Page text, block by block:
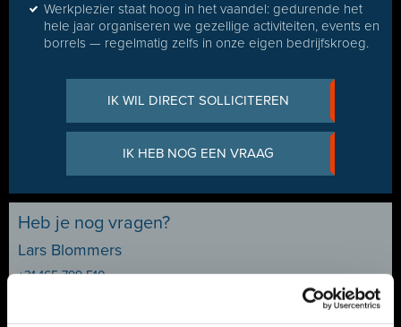
Werkplezier staat hoog in het vaandel: gedurende het
hele jaar organiseren we gezellige activiteiten, events en
borrels — regelmatig zelfs in onze eigen bedrijfskroeg.
IK WIL DIRECT SOLLICITEREN
IK HEB NOG EEN VRAAG
Heb je nog vragen?
Lars Blommers
+31 165 799 510